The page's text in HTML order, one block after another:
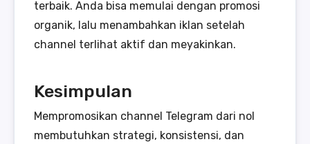
terbaik. Anda bisa memulai dengan promosi
organik, lalu menambahkan iklan setelah
channel terlihat aktif dan meyakinkan.
Kesimpulan
Mempromosikan channel Telegram dari nol
membutuhkan strategi, konsistensi, dan